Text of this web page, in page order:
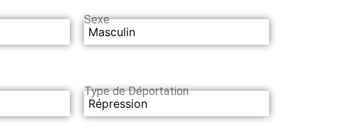
Sexe
Masculin
Type de Déportation
Répression